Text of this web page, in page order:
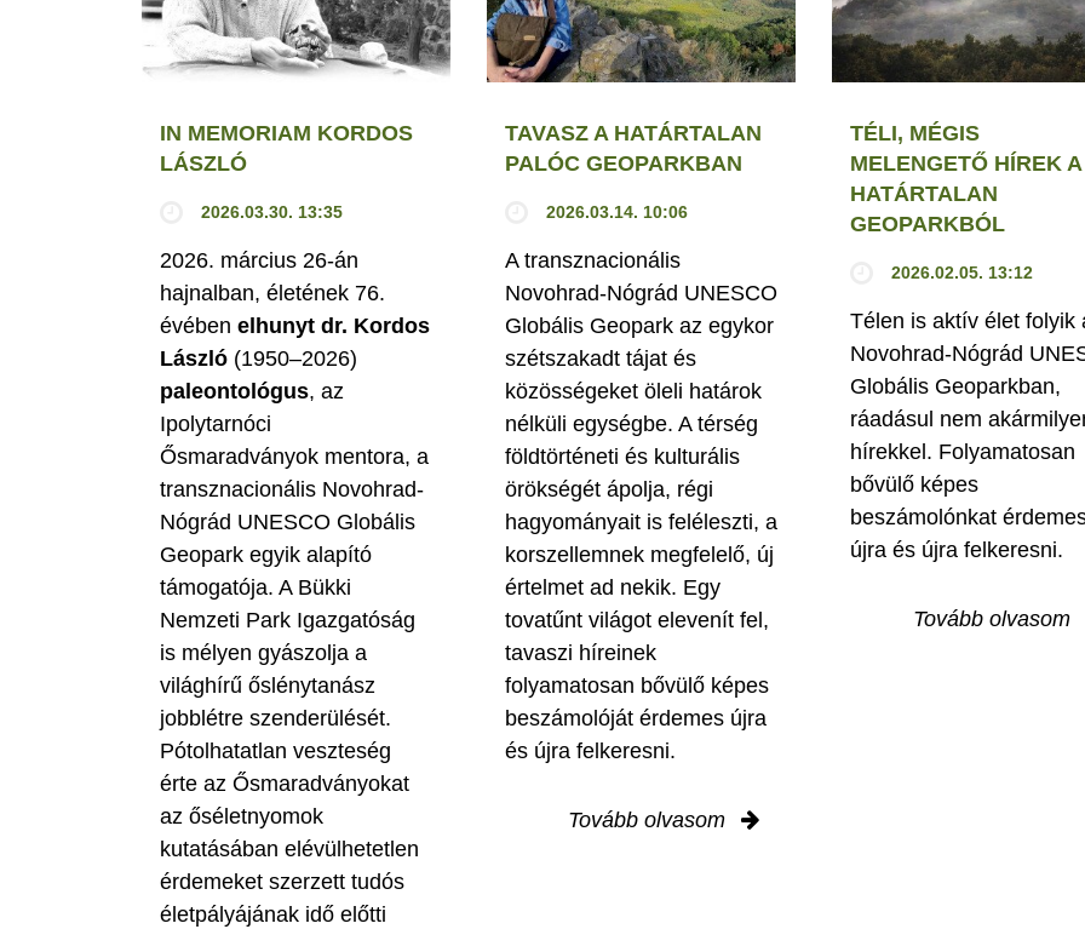
IN MEMORIAM KORDOS
LÁSZLÓ
2026.03.30. 13:35
2026. március 26-án
hajnalban, életének 76.
évében elhunyt dr. Kordos
László (1950–2026)
paleontológus, az
Ipolytarnóci
Ősmaradványok mentora, a
transznacionális Novohrad-
Nógrád UNESCO Globális
Geopark egyik alapító
támogatója. A Bükki
Nemzeti Park Igazgatóság
is mélyen gyászolja a
világhírű őslénytanász
jobblétre szenderülését.
Pótolhatatlan veszteség
érte az Ősmaradványokat
az őséletnyomok
kutatásában elévülhetetlen
érdemeket szerzett tudós
életpályájának idő előtti
TAVASZ A HATÁRTALAN
PALÓC GEOPARKBAN
2026.03.14. 10:06
A transznacionális
Novohrad-Nógrád UNESCO
Globális Geopark az egykor
szétszakadt tájat és
közösségeket öleli határok
nélküli egységbe. A térség
földtörténeti és kulturális
örökségét ápolja, régi
hagyományait is feléleszti, a
korszellemnek megfelelő, új
értelmet ad nekik. Egy
tovatűnt világot elevenít fel,
tavaszi híreinek
folyamatosan bővülő képes
beszámolóját érdemes újra
és újra felkeresni.
Tovább olvasom
TÉLI, MÉGIS
MELENGETŐ HÍREK A
HATÁRTALAN
GEOPARKBÓL
2026.02.05. 13:12
Télen is aktív élet folyik
Novohrad-Nógrád
Globális Geoparkban,
ráadásul nem
hírekkel. Folyamatosan
bővülő képes
beszámolónkat
újra és újra felkeresni.
Tovább olvasom